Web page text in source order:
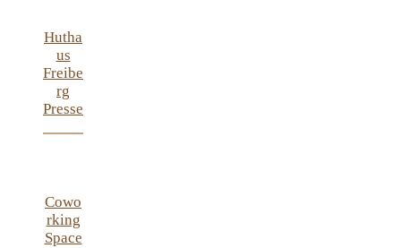
Hutha
us
Freibe
rg
Presse
Cowo
rking
Space